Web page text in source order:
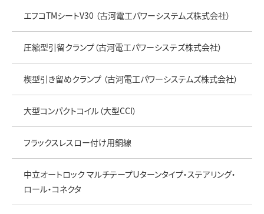
エフコTMシートV30 （古河電工パワーシステムズ株式会社）
圧縮型引留クランプ（古河電工パワーシステズ株式会社）
楔型引き留めクランプ （古河電工パワーシステムズ株式会社）
大型コンパクトコイル（大型CCI）
フラックスレスロー付け用銅線
中立オートロック マルチテープＵターンタイプ・ステアリング・
ロール・コネクタ